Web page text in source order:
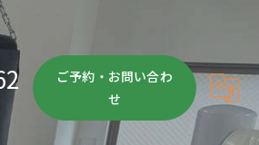
ご予約・お問い合わ
せ